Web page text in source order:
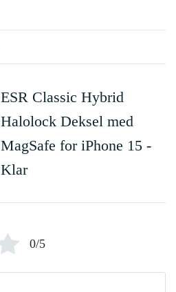
ESR Classic Hybrid
Halolock Deksel med
MagSafe for iPhone 15 -
Klar
0/5